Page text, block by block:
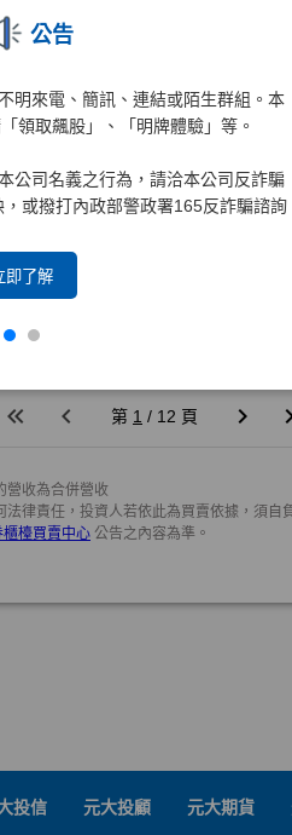
公告
明來電、簡訊、連結或陌生群組。本
領取飆股」、「明牌體驗」等。
公司名義之行為，請洽本公司反詐騙
，或撥打內政部警政署165反詐騙諮詢
即了解
投信 元大投顧 元大期貨